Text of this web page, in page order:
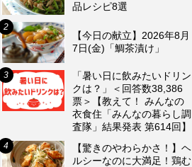
品レシピ8選
【今日の献立】2026年8月
7日(金)「鯛茶漬け」
「暑い日に飲みたいドリン
クは？」＜回答数38,386
票＞【教えて！ みんなの
衣食住「みんなの暮らし調
査隊」結果発表 第614回】
【驚きのやわらかさ！】ヘ
ルシーなのに大満足！鶏む